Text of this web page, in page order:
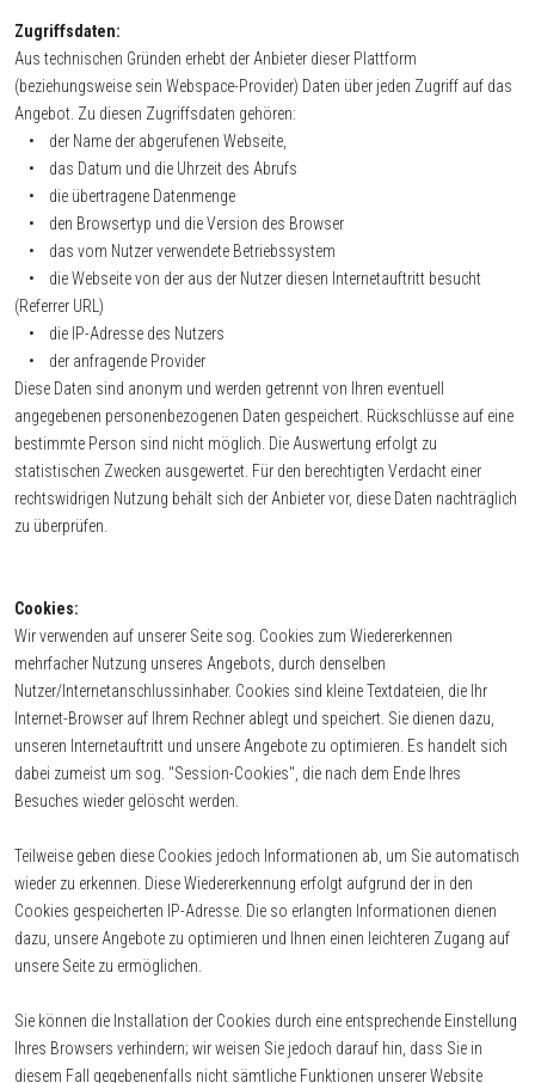
Zugriffsdaten:
Aus technischen Gründen erhebt der Anbieter dieser Plattform
(beziehungsweise sein Webspace-Provider) Daten über jeden Zugriff auf das
Angebot. Zu diesen Zugriffsdaten gehören:
• der Name der abgerufenen Webseite,
• das Datum und die Uhrzeit des Abrufs
• die übertragene Datenmenge
• den Browsertyp und die Version des Browser
• das vom Nutzer verwendete Betriebssystem
• die Webseite von der aus der Nutzer diesen Internetauftritt besucht
(Referrer URL)
• die IP-Adresse des Nutzers
• der anfragende Provider
Diese Daten sind anonym und werden getrennt von Ihren eventuell
angegebenen personenbezogenen Daten gespeichert. Rückschlüsse auf eine
bestimmte Person sind nicht möglich. Die Auswertung erfolgt zu
statistischen Zwecken ausgewertet. Für den berechtigten Verdacht einer
rechtswidrigen Nutzung behält sich der Anbieter vor, diese Daten nachträglich
zu überprüfen.
Cookies:
Wir verwenden auf unserer Seite sog. Cookies zum Wiedererkennen
mehrfacher Nutzung unseres Angebots, durch denselben
Nutzer/Internetanschlussinhaber. Cookies sind kleine Textdateien, die Ihr
Internet-Browser auf Ihrem Rechner ablegt und speichert. Sie dienen dazu,
unseren Internetauftritt und unsere Angebote zu optimieren. Es handelt sich
dabei zumeist um sog. "Session-Cookies", die nach dem Ende Ihres
Besuches wieder gelöscht werden.
Teilweise geben diese Cookies jedoch Informationen ab, um Sie automatisch
wieder zu erkennen. Diese Wiedererkennung erfolgt aufgrund der in den
Cookies gespeicherten IP-Adresse. Die so erlangten Informationen dienen
dazu, unsere Angebote zu optimieren und Ihnen einen leichteren Zugang auf
unsere Seite zu ermöglichen.
Sie können die Installation der Cookies durch eine entsprechende Einstellung
Ihres Browsers verhindern; wir weisen Sie jedoch darauf hin, dass Sie in
diesem Fall gegebenenfalls nicht sämtliche Funktionen unserer Website